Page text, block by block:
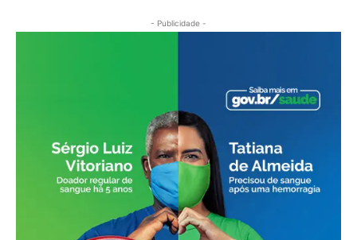
- Publicidade -